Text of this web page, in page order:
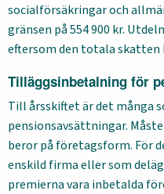
socialförsäkringar och
gränsen på 554 900 kr.
eftersom den totala skatten
Tilläggsinbetalning för
Till årsskiftet är det många
pensionsavsättningar.
beror på företagsform. För
enskild firma eller som
premierna vara inbetalda